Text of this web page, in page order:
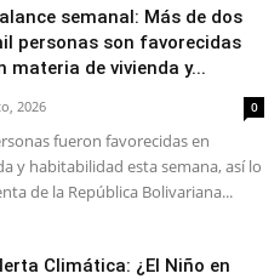
semanal: Más de dos
personas son favorecidas
materia de vivienda y...
2026 0
fueron favorecidas en
y habitabilidad esta semana, así lo
de la República Bolivariana...
Climática: ¿El Niño en